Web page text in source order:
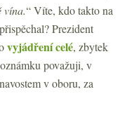
vína.“ Víte, kdo takto na
Prezident
vyjádření celé, zbytek
považuji, v
v oboru, za